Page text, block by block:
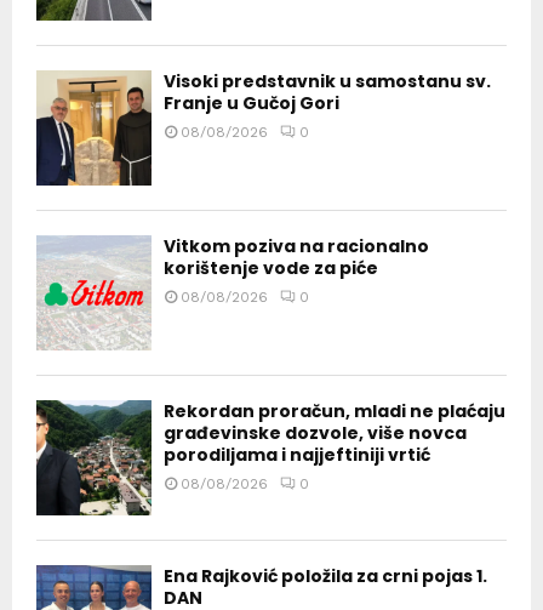
Visoki predstavnik u samostanu sv.
Franje u Gučoj Gori
08/08/2026 0
Vitkom poziva na racionalno
korištenje vode za piće
08/08/2026 0
Rekordan proračun, mladi ne plaćaju
građevinske dozvole, više novca
porodiljama i najjeftiniji vrtić
08/08/2026 0
Ena Rajković položila za crni pojas 1.
DAN